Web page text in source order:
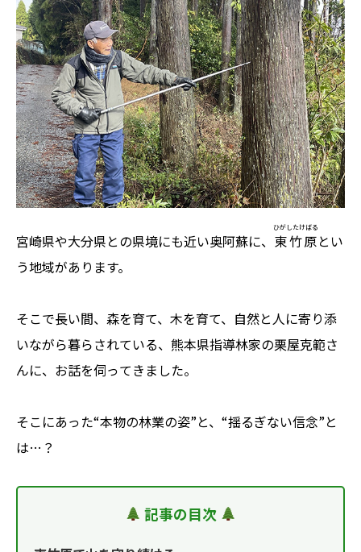
宮崎県や大分県との県境にも近い奥阿蘇に、 東竹原
ひがしたけばる
とい
う地域があります。
そこで長い間、森を育て、木を育て、自然と人に寄り添
いながら暮らされている、熊本県指導林家の栗屋克範さ
んに、お話を伺ってきました。
そこにあった“本物の林業の姿”と、“揺るぎない信念”と
は…？
記事の目次